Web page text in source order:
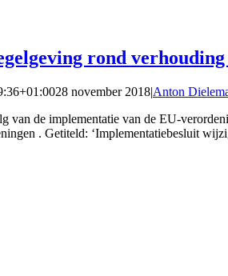
rond
28 november 2018|Anton
van de implementatie van de EU-
. Getiteld: ‘Implementatiebesluit